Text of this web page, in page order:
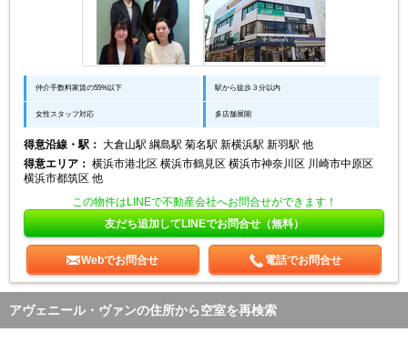
仲介手数料家賃の55%以下 駅から徒歩３分以内
女性スタッフ対応 多店舗展開
得意沿線・駅： 大倉山駅 綱島駅 菊名駅 新横浜駅 新羽駅 他
得意エリア： 横浜市港北区 横浜市鶴見区 横浜市神奈川区 川崎市中原区
横浜市都筑区 他
この物件はLINEで不動産会社へお問合せができます！
友だち追加してLINEでお問合せ（無料）
Webでお問合せ 電話でお問合せ
アヴェニール・ヴァンの住所から空室を再検索